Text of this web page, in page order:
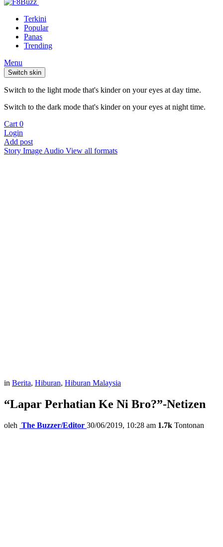
Terkini
Popular
Panas
Trending
Menu
Switch skin
Switch to the light mode that's kinder on your eyes at day time.
Switch to the dark mode that's kinder on your eyes at night time.
Cart 0
Login
Add post
Story Image Audio View all formats
in Berita, Hiburan, Hiburan Malaysia
“Lapar Perhatian Ke Ni Bro?”-Netizen
oleh The Buzzer/Editor 30/06/2019, 10:28 am 1.7k Tontonan